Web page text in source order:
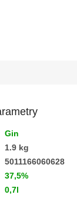
Gin
1.9 kg
5011166060628
37,5%
0,7l